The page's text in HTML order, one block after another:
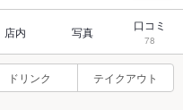
店内 写真 口コミ
78
ドリンク テイクアウト